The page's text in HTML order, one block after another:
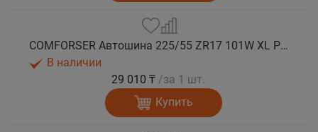
COMFORSER Автошина 225/55 ZR17 101W XL PURESPEED лето
В наличии
29 010 ₸ /за 1 шт.
Купить